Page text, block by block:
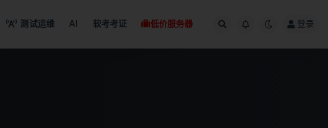
测试运维 AI 软考考证 低价服务器 登录